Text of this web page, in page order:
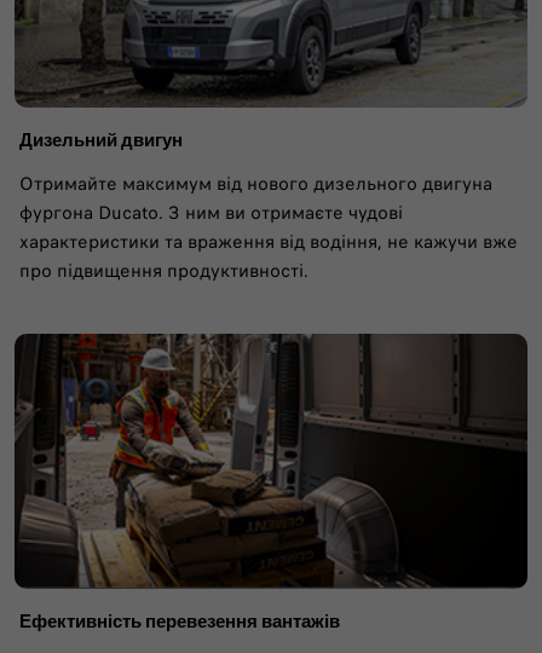
Дизельний двигун
Отримайте максимум від нового дизельного двигуна
фургона Ducato. З ним ви отримаєте чудові
характеристики та враження від водіння, не кажучи вже
про підвищення продуктивності.
Ефективність перевезення вантажів